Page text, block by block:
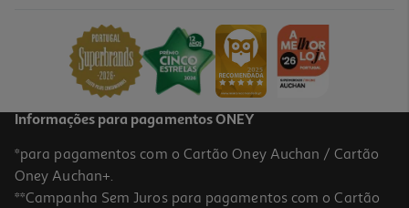
/Kg
Informações para pagamentos ONEY
*para pagamentos com o Cartão Oney Auchan / Cartão
Oney Auchan+.
**Campanha Sem Juros para pagamentos com o Cartão